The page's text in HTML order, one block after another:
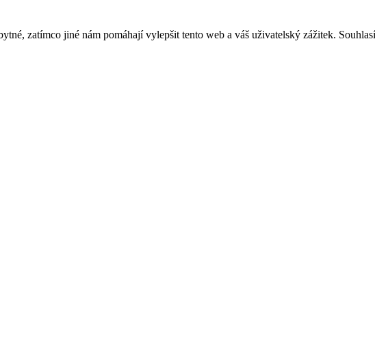
zatímco jiné nám pomáhají vylepšit tento web a váš uživatelský zážitek.